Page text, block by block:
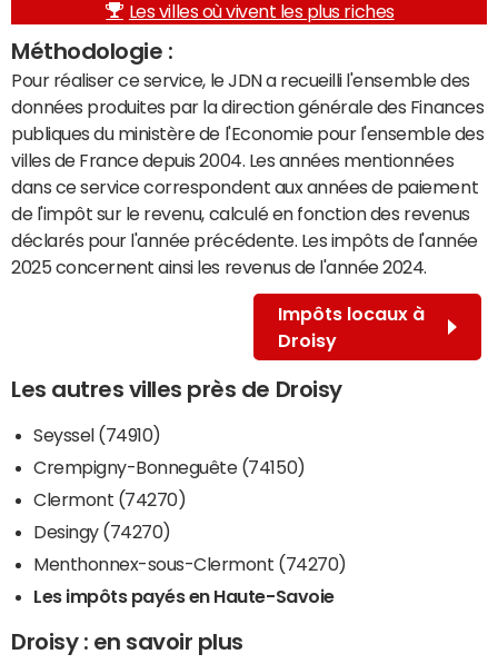
Les villes où vivent les plus riches
Méthodologie :
Pour réaliser ce service, le JDN a recueilli l'ensemble des
données produites par la direction générale des Finances
publiques du ministère de l'Economie pour l'ensemble des
villes de France depuis 2004. Les années mentionnées
dans ce service correspondent aux années de paiement
de l'impôt sur le revenu, calculé en fonction des revenus
déclarés pour l'année précédente. Les impôts de l'année
2025 concernent ainsi les revenus de l'année 2024.
Impôts locaux à
Droisy
Les autres villes près de Droisy
Seyssel (74910)
Crempigny-Bonneguête (74150)
Clermont (74270)
Desingy (74270)
Menthonnex-sous-Clermont (74270)
Les impôts payés en Haute-Savoie
Droisy : en savoir plus